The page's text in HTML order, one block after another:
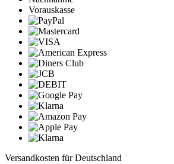
Vorauskasse
Versandkosten für Deutschland